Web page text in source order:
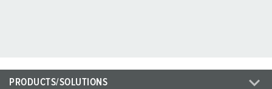
PRODUCTS/SOLUTIONS